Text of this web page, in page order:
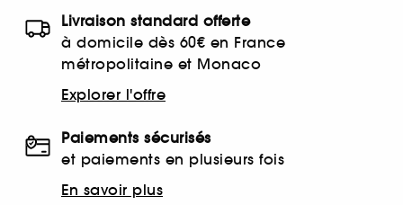
Livraison standard offerte
à domicile dès 60€ en France
métropolitaine et Monaco
Explorer l'offre
Paiements sécurisés
et paiements en plusieurs fois
En savoir plus